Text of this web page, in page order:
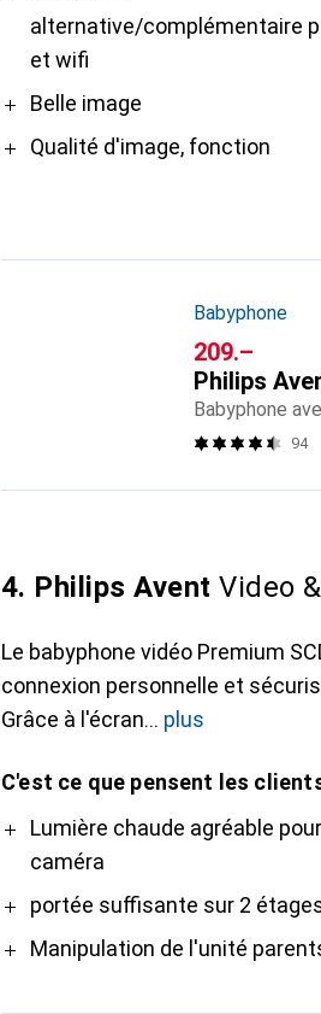
alternative/complémentaire
et wifi
Belle image
Qualité d'image, fonction
Babyphone
CHF
209.–
Philips
Babyphone
94
4. Philips Avent Video
Le babyphone vidéo Premium
connexion personnelle et
Grâce à l'écran
plus
C'est ce que pensent les
ProLumière chaude agréable
caméra
portée suffisante sur 2
Manipulation de l'unité
Contre